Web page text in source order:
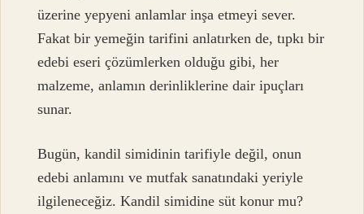
üzerine yepyeni anlamlar inşa etmeyi sever.
Fakat bir yemeğin tarifini anlatırken de, tıpkı bir
edebi eseri çözümlerken olduğu gibi, her
malzeme, anlamın derinliklerine dair ipuçları
sunar.
Bugün, kandil simidinin tarifiyle değil, onun
edebi anlamını ve mutfak sanatındaki yeriyle
ilgileneceğiz. Kandil simidine süt konur mu?